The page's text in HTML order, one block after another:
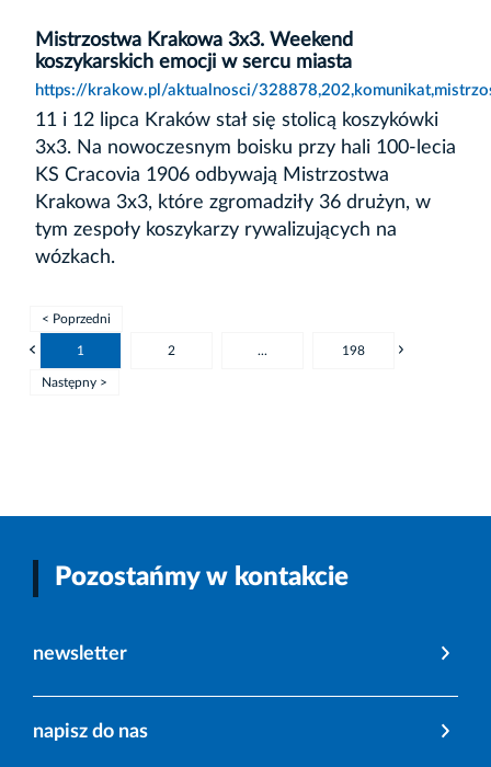
Mistrzostwa Krakowa 3x3. Weekend
koszykarskich emocji w sercu miasta
https://krakow.pl/aktualnosci/
11 i 12 lipca Kraków stał się stolicą koszykówki
3x3. Na nowoczesnym boisku przy hali 100-lecia
KS Cracovia 1906 odbywają Mistrzostwa
Krakowa 3x3, które zgromadziły 36 drużyn, w
tym zespoły koszykarzy rywalizujących na
wózkach.
< Poprzedni
1 2 ... 198
Następny >
Pozostańmy w kontakcie
newsletter
napisz do nas